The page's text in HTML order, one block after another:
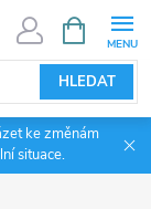
HLEDAT
NÁKUPNÍ
KOŠÍK
ke změnám
situace.